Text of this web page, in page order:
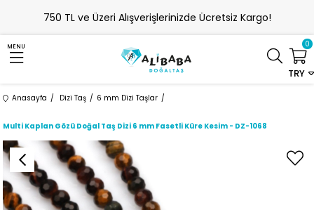
750 TL ve Üzeri Alışverişlerinizde Ücretsiz Kargo!
MENU
TRY
0
Anasayfa Dizi Taş 6 mm Dizi Taşlar
Multi Kaplan Gözü Doğal Taş Dizi 6 mm Fasetli Küre Kesim - DZ-1068